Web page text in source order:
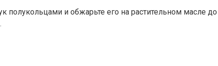
полукольцами и обжарьте его на растительном масле до